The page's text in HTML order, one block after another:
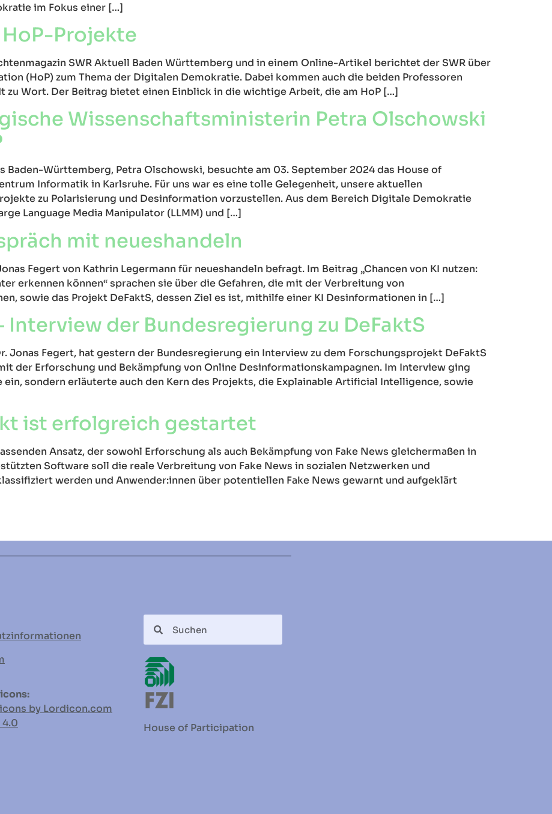
im Fokus einer […]
Projekte
SWR Aktuell Baden Württemberg und in einem Online-Artikel berichtet der SWR über
(HoP) zum Thema der Digitalen Demokratie. Dabei kommen auch die beiden Professoren
Wort. Der Beitrag bietet einen Einblick in die wichtige Arbeit, die am HoP […]
Wissenschaftsministerin Petra Olschowski
Baden-Württemberg, Petra Olschowski, besuchte am 03. September 2024 das House of
Informatik in Karlsruhe. Für uns war es eine tolle Gelegenheit, unsere aktuellen
zu Polarisierung und Desinformation vorzustellen. Aus dem Bereich Digitale Demokratie
Language Media Manipulator (LLMM) und […]
mit neueshandeln
Fegert von Kathrin Legermann für neueshandeln befragt. Im Beitrag „Chancen von KI nutzen:
erkennen können“ sprachen sie über die Gefahren, die mit der Verbreitung von
sowie das Projekt DeFaktS, dessen Ziel es ist, mithilfe einer KI Desinformationen in […]
Interview der Bundesregierung zu DeFaktS
Jonas Fegert, hat gestern der Bundesregierung ein Interview zu dem Forschungsprojekt DeFaktS
der Erforschung und Bekämpfung von Online Desinformationskampagnen. Im Interview ging
sondern erläuterte auch den Kern des Projekts, die Explainable Artificial Intelligence, sowie
ist erfolgreich gestartet
Ansatz, der sowohl Erforschung als auch Bekämpfung von Fake News gleichermaßen in
Software soll die reale Verbreitung von Fake News in sozialen Netzwerken und
werden und Anwender:innen über potentiellen Fake News gewarnt und aufgeklärt
by Lordicon.com
4.0 House of Participation